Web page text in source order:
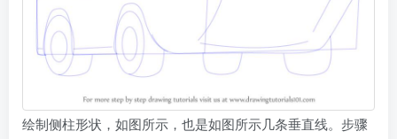
绘制侧柱形状，如图所示，也是如图所示几条垂直线。步骤